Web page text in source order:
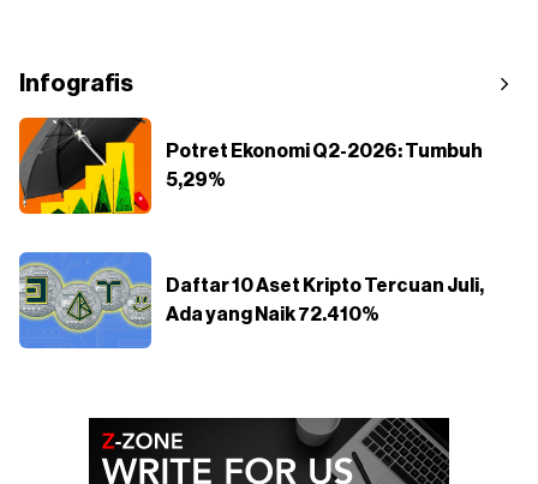
Infografis
Potret Ekonomi Q2-2026: Tumbuh
5,29%
Daftar 10 Aset Kripto Tercuan Juli,
Ada yang Naik 72.410%